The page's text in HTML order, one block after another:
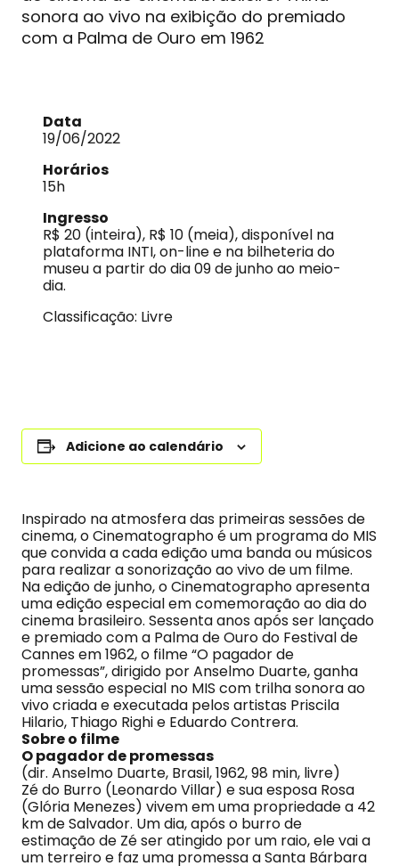
sonora ao vivo na exibição do premiado
com a Palma de Ouro em 1962
Data
19/06/2022
Horários
15h
Ingresso
R$ 20 (inteira), R$ 10 (meia), disponível na
plataforma INTI, on-line e na bilheteria do
museu a partir do dia 09 de junho ao meio-
dia.
Classificação: Livre
Adicione ao calendário
Inspirado na atmosfera das primeiras sessões de
cinema, o Cinematographo é um programa do MIS
que convida a cada edição uma banda ou músicos
para realizar a sonorização ao vivo de um filme.
Na edição de junho, o Cinematographo apresenta
uma edição especial em comemoração ao dia do
cinema brasileiro. Sessenta anos após ser lançado
e premiado com a Palma de Ouro do Festival de
Cannes em 1962, o filme “O pagador de
promessas”, dirigido por Anselmo Duarte, ganha
uma sessão especial no MIS com trilha sonora ao
vivo criada e executada pelos artistas Priscila
Hilario, Thiago Righi e Eduardo Contrera.
Sobre o filme
O pagador de promessas
(dir. Anselmo Duarte, Brasil, 1962, 98 min, livre)
Zé do Burro (Leonardo Villar) e sua esposa Rosa
(Glória Menezes) vivem em uma propriedade a 42
km de Salvador. Um dia, após o burro de
estimação de Zé ser atingido por um raio, ele vai a
um terreiro e faz uma promessa a Santa Bárbara